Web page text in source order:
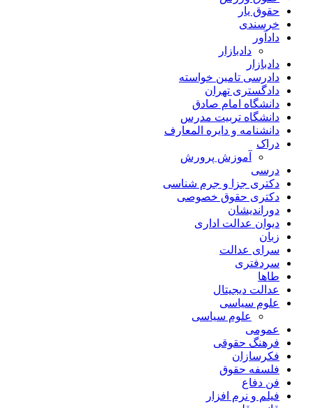
حقوق یار
خرسندی
دادآور
دادبازار
دادبازار
دادرسی تامین خواسته
دادگستری تهران
دانشگاه امام صادق
دانشگاه تربیت مدرس
دانشنامه و دایره المعارف
دراک
آموزش پرورش
درسی
دکتری جزا و جرم شناسی
دکتری حقوق خصوصی
دوراندیشان
دیوان عدالت اداری
زبان
سرای عدالت
سردفتری
طاها
عدالت دیجیتال
علوم سیاسی
علوم سیاسی
عمومی
فرهنگ حقوقی
فکرسازان
فلسفه حقوق
فن دفاع
فیلم و نرم افزار